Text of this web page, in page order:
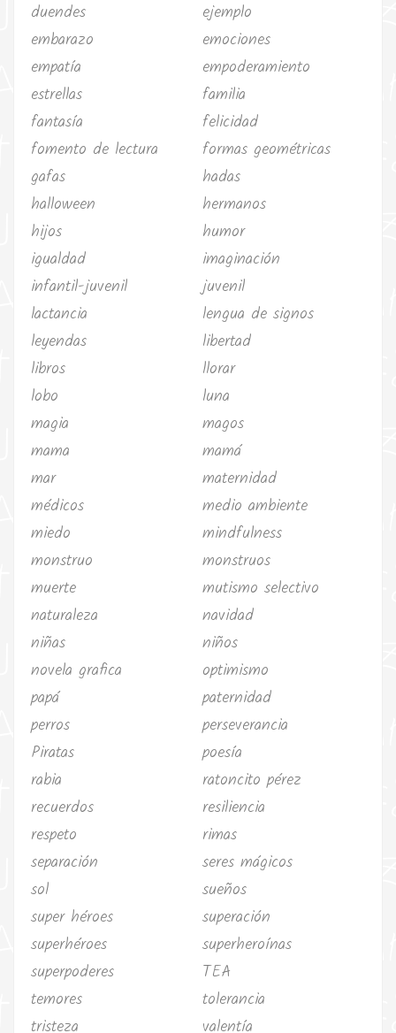
duendes
ejemplo
embarazo
emociones
empatía
empoderamiento
estrellas
familia
fantasía
felicidad
fomento de lectura
formas geométricas
gafas
hadas
halloween
hermanos
hijos
humor
igualdad
imaginación
infantil-juvenil
juvenil
lactancia
lengua de signos
leyendas
libertad
libros
llorar
lobo
luna
magia
magos
mama
mamá
mar
maternidad
médicos
medio ambiente
miedo
mindfulness
monstruo
monstruos
muerte
mutismo selectivo
naturaleza
navidad
niñas
niños
novela grafica
optimismo
papá
paternidad
perros
perseverancia
Piratas
poesía
rabia
ratoncito pérez
recuerdos
resiliencia
respeto
rimas
separación
seres mágicos
sol
sueños
super héroes
superación
superhéroes
superheroínas
superpoderes
TEA
temores
tolerancia
tristeza
valentía